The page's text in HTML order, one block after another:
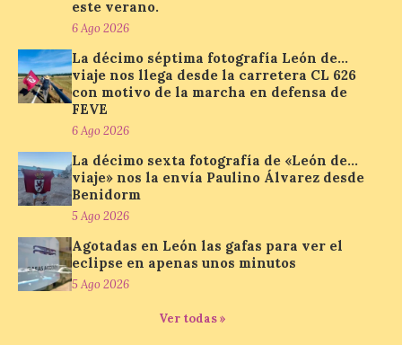
ocupa el noveno lugar. Los españoles
priorizan las […]
El Ayuntamiento de La
Bañeza presenta el
Festival One More Time,
una cita con la música de
los 80 y 90 para el 16 de
agosto en la Plaza Mayor.
6 Ago 2026
Se celebrará el próximo
domingo 16 de agosto, a
en la Plaza Mayor de la
este verano.
6 Ago 2026
La décimo séptima fotografía León de…
viaje nos llega desde la carretera CL 626
con motivo de la marcha en defensa de
FEVE
6 Ago 2026
La décimo sexta fotografía de «León de…
viaje» nos la envía Paulino Álvarez desde
Benidorm
5 Ago 2026
Agotadas en León las gafas para ver el
eclipse en apenas unos minutos
5 Ago 2026
Ver todas »